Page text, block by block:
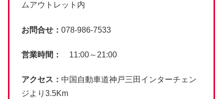
ムアウトレット内
お問合せ： 078-986-7533
営業時間： 11:00～21:00
アクセス： 中国自動車道神戸三田インターチェン
ジより3.5Km